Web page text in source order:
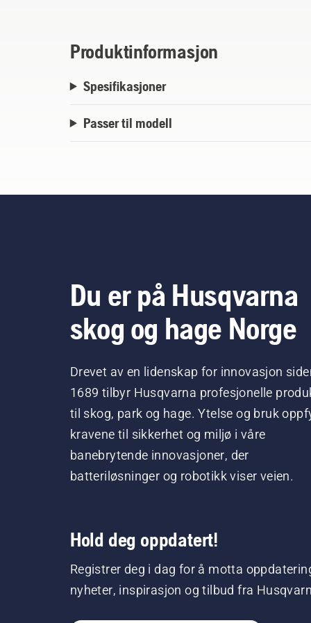
Produktinformasjon
Spesifikasjoner
Passer til modell
Du er på Husqvarna
skog og hage Norge
Drevet av en lidenskap for innovasjon
1689 tilbyr Husqvarna profesjonelle
til skog, park og hage. Ytelse og bruk
kravene til sikkerhet og miljø i våre
banebrytende innovasjoner, der
batteriløsninger og robotikk viser veien.
Hold deg oppdatert!
Registrer deg i dag for å motta
nyheter, inspirasjon og tilbud fra